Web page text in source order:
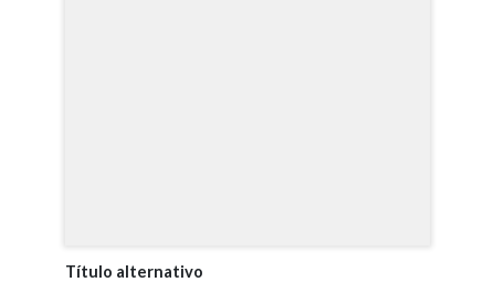
Título alternativo